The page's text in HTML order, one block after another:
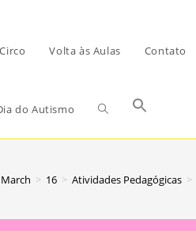
Volta às Aulas Contato
do Autismo
March > 16 > Atividades Pedagógicas >